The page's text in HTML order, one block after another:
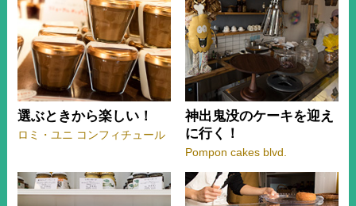
選ぶときから楽しい！
ロミ・ユニ コンフィチュール
神出鬼没のケーキを迎え
に行く！
Pompon cakes blvd.